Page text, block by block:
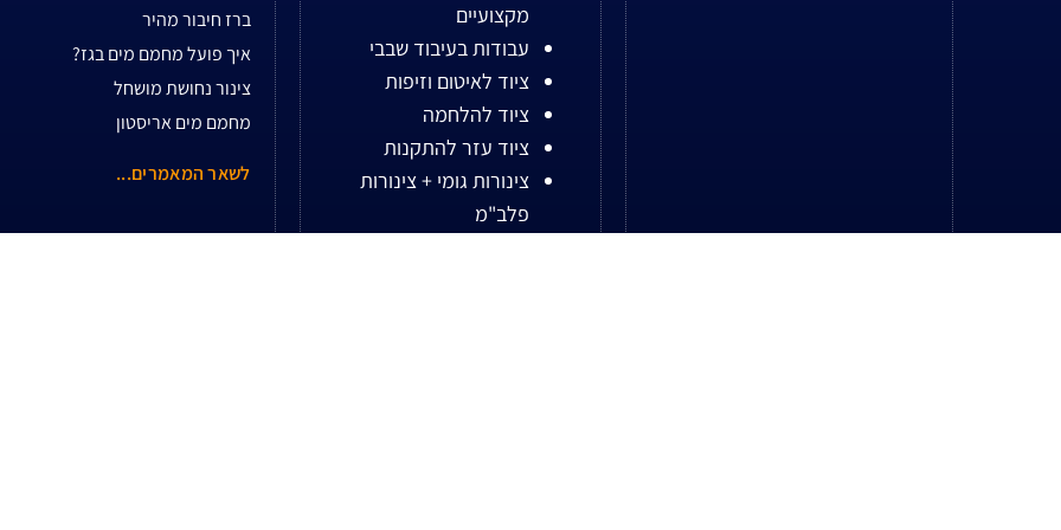
מקצועיים
עבודות בעיבוד שבבי
ציוד לאיטום וזיפות
ציוד להלחמה
ציוד עזר להתקנות
צינורות גומי + צינורות
פלב"מ
ברז חיבור מהיר
איך פועל מחמם מים בגז?
צינור נחושת מושחל
מחמם מים אריסטון
לשאר המאמרים...